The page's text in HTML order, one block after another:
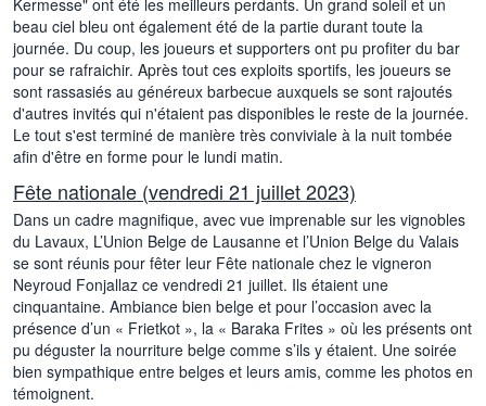
Kermesse" ont été les meilleurs perdants. Un grand soleil et un
beau ciel bleu ont également été de la partie durant toute la
journée. Du coup, les joueurs et supporters ont pu profiter du bar
pour se rafraichir. Après tout ces exploits sportifs, les joueurs se
sont rassasiés au généreux barbecue auxquels se sont rajoutés
d'autres invités qui n'étaient pas disponibles le reste de la journée.
Le tout s'est terminé de manière très conviviale à la nuit tombée
afin d'être en forme pour le lundi matin.
Fête nationale (vendredi 21 juillet 2023)
Dans un cadre magnifique, avec vue imprenable sur les vignobles
du Lavaux, L’Union Belge de Lausanne et l’Union Belge du Valais
se sont réunis pour fêter leur Fête nationale chez le vigneron
Neyroud Fonjallaz ce vendredi 21 juillet. Ils étaient une
cinquantaine. Ambiance bien belge et pour l’occasion avec la
présence d’un « Frietkot », la « Baraka Frites » où les présents ont
pu déguster la nourriture belge comme s’ils y étaient. Une soirée
bien sympathique entre belges et leurs amis, comme les photos en
témoignent.